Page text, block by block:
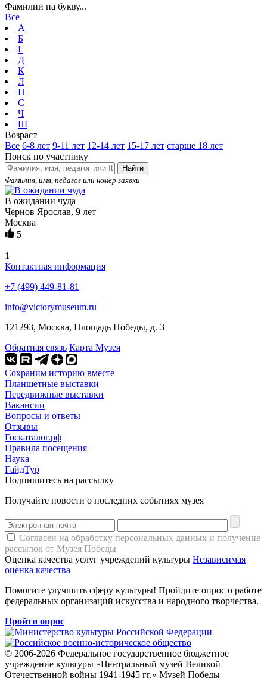
Фамилии на букву...
Все
А
Б
Г
Д
К
Л
Н
С
Ч
Ш
Возраст
Все 6-8 лет 9-11 лет 12-14 лет 15-17 лет старше 18 лет
Поиск по участнику
Найти
Фамилия, имя, педагог или номер заявки
В ожидании чуда
Чернов Ярослав, 9 лет
Москва
5
1
Контактная информация
+7 (499) 449-81-81
info@victorymuseum.ru
121293, Москва, Площадь Победы, д. 3
Обратная связь Карта Музея
Сохраним историю вместе
Планшетные выставки
Передвижные выставки
Вакансии
Вопросы и ответы
Отзывы
Госкаталог.рф
Правила посещения
Наука
ГайдТур
Подпишитесь на рассылку
Получайте новости о последних событиях музея
Согласен на обработку персональных данных и получение
рассылок от Музея Победы
Оценка качества услуг учреждений культуры Независимая
оценка качества
Помогите улучшить сферу культуры! Пройдите опрос о работе
федеральных организаций искусства и народного творчества.
Пройти опрос
© 2006-2026 Федеральное государственное бюджетное
учреждение культуры «Центральный музей Великой
Отечественной войны 1941-1945 гг.» Музей Победы